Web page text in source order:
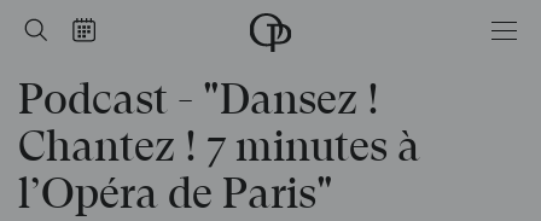
Rechercher
Calendrier Accueil
national
de
Paris
Podcast - "Dansez !
Chantez ! 7 minutes à
l’Opéra de Paris"